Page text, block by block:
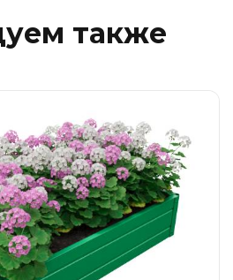
также